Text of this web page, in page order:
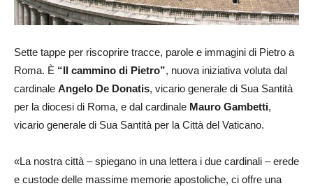
Sette tappe per riscoprire tracce, parole e immagini di Pietro a
Roma. È “Il cammino di Pietro”, nuova iniziativa voluta dal
cardinale Angelo De Donatis, vicario generale di Sua Santità
per la diocesi di Roma, e dal cardinale Mauro Gambetti,
vicario generale di Sua Santità per la Città del Vaticano.
«La nostra città – spiegano in una lettera i due cardinali – erede
e custode delle massime memorie apostoliche, ci offre una